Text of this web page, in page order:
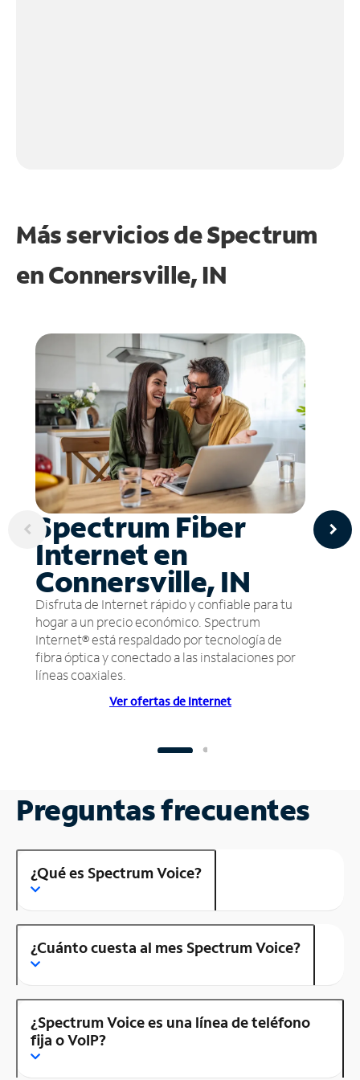
Más servicios de Spectrum
enConnersville, IN
Spectrum Fiber
Internet en
Connersville, IN
Disfruta de Internet rápido y confiable para tu
hogar a un precio económico. Spectrum
Internet® está respaldado por tecnología de
fibra óptica y conectado a las instalaciones por
líneas coaxiales.
Ver ofertas de Internet
Preguntas frecuentes
¿Qué es Spectrum Voice?
¿Cuánto cuesta al mes Spectrum Voice?
¿Spectrum Voice es una línea de teléfono
fija o VoIP?